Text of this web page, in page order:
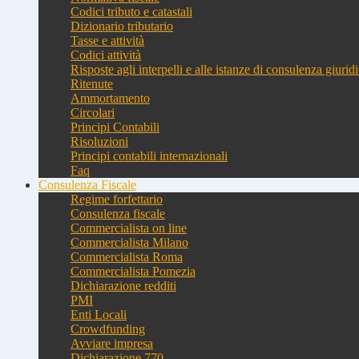
Codici tributo e catastali
Dizionario tributario
Tasse e attività
Codici attività
Risposte agli interpelli e alle istanze di consulenza
Ritenute
Ammortamento
Circolari
Principi Contabili
Risoluzioni
Principi contabili internazionali
Faq
Consulenza Fiscale
Regime forfettario
Consulenza fiscale
Commercialista on line
Commercialista Milano
Commercialista Roma
Commercialista Pomezia
Dichiarazione redditi
PMI
Enti Locali
Crowdfunding
Avviare impresa